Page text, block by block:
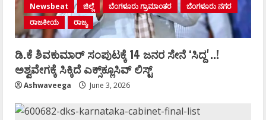
Newsbeat ಜಿಲ್ಲೆ ಬೆಂಗಳೂರು ಗ್ರಾಮಾಂತರ
ಬೆಂಗಳೂರು ನಗರ
ರಾಜಕೀಯ
ರಾಜ್ಯ
ಡಿ.ಕೆ ಶಿವಕುಮಾರ್‌ ಸಂಪುಟಕ್ಕೆ 14 ಜನರ ಸೇನೆ ʻಸಿದ್ದʼ..!
ಅಶ್ವವೇಗಕ್ಕೆ ಸಿಕ್ಕಿದೆ ಎಕ್ಸ್‌ಕ್ಲೂಸಿವ್‌ ಲಿಸ್ಟ್‌
Ashwaveega June 3, 2026